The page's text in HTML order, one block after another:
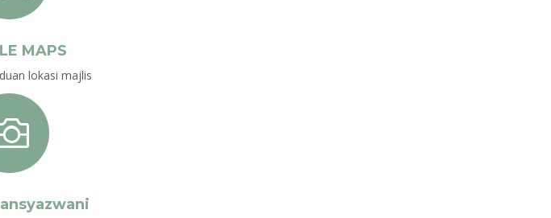
MAPS
lokasi majlis